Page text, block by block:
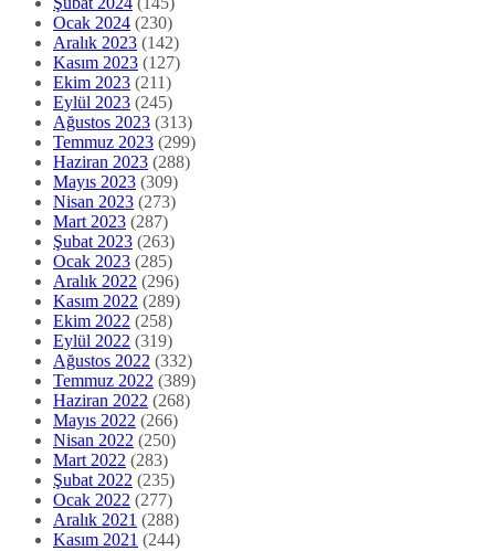
Mayıs 2023(309)
Nisan 2023(273)
Mart 2023(287)
Şubat 2023(263)
Ocak 2023 (285)
Aralık 2022(296)
Kasım 2022(289)
Ekim 2022(258)
Eylül 2022(319)
Ağustos 2022(332)
Temmuz 2022(389)
Haziran 2022(268)
Mayıs 2022(266)
Nisan 2022(250)
Mart 2022(283)
Şubat 2022(235)
Ocak 2022 (277)
Aralık 2021(288)
Kasım 2021(244)
Ekim 2021(277)
Eylül 2021(238)
Ağustos 2021(295)
Temmuz 2021(303)
Haziran 2021(294)
Mayıs 2021(297)
Nisan 2021(279)
Mart 2021(299)